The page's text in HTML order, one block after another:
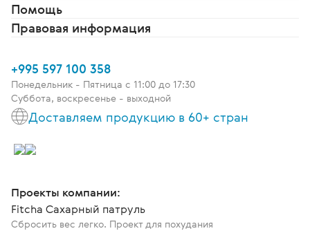
Помощь
Правовая информация
+995 597 100 358
Понедельник - Пятница c 11:00 до 17:30
Суббота, воскресенье - выходной
Доставляем продукцию в 60+ стран
Проекты компании:
Fitcha Сахарный патруль
Сбросить вес легко. Проект для похудания